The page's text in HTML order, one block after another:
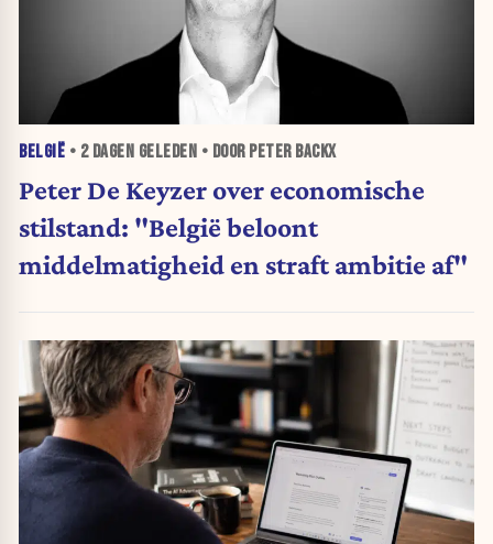
BELGIË • 2 DAGEN GELEDEN • DOOR PETER BACKX
Peter De Keyzer over economische
stilstand: "België beloont
middelmatigheid en straft ambitie af"